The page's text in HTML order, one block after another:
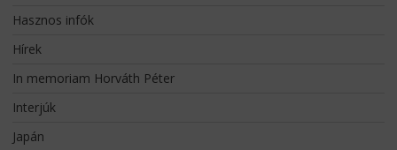
Hasznos infók
Hírek
In memoriam Horváth Péter
Interjúk
Japán